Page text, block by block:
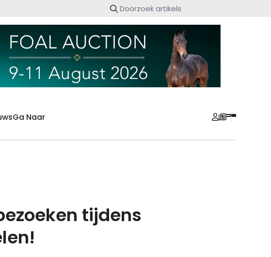
Ga Naar
tijdens